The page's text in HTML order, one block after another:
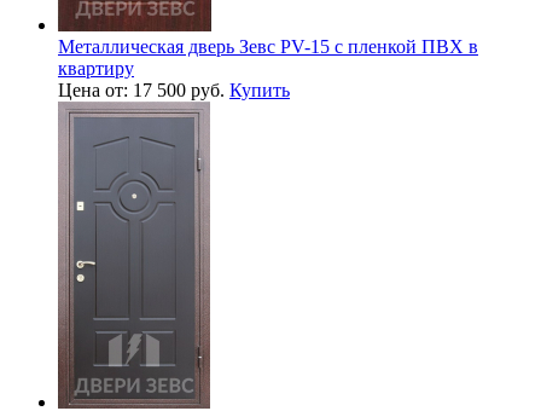
Металлическая дверь Зевс PV-15 с пленкой ПВХ в
квартиру
Цена от: 17 500 руб. Купить